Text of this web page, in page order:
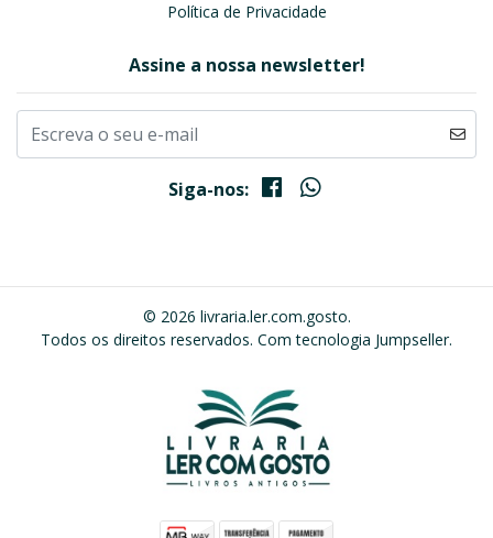
Política de Privacidade
Assine a nossa newsletter!
Siga-nos:
© 2026 livraria.ler.com.gosto.
Todos os direitos reservados. Com tecnologia Jumpseller.